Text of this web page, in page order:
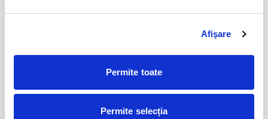
Afişare
Permite toate
Permite selecția